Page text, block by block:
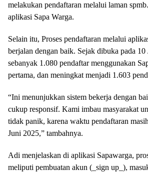
melakukan pendaftaran melalui laman
aplikasi Sapa Warga.
Selain itu, Proses pendaftaran melalui
berjalan dengan baik. Sejak dibuka pada 10
sebanyak 1.080 pendaftar menggunakan
pertama, dan meningkat menjadi 1.603
“Ini menunjukkan sistem bekerja dengan
cukup responsif. Kami imbau masyarakat
tidak panik, karena waktu pendaftaran
Juni 2025,” tambahnya.
Adi menjelaskan di aplikasi Sapawarga,
meliputi pembuatan akun (_sign up_),